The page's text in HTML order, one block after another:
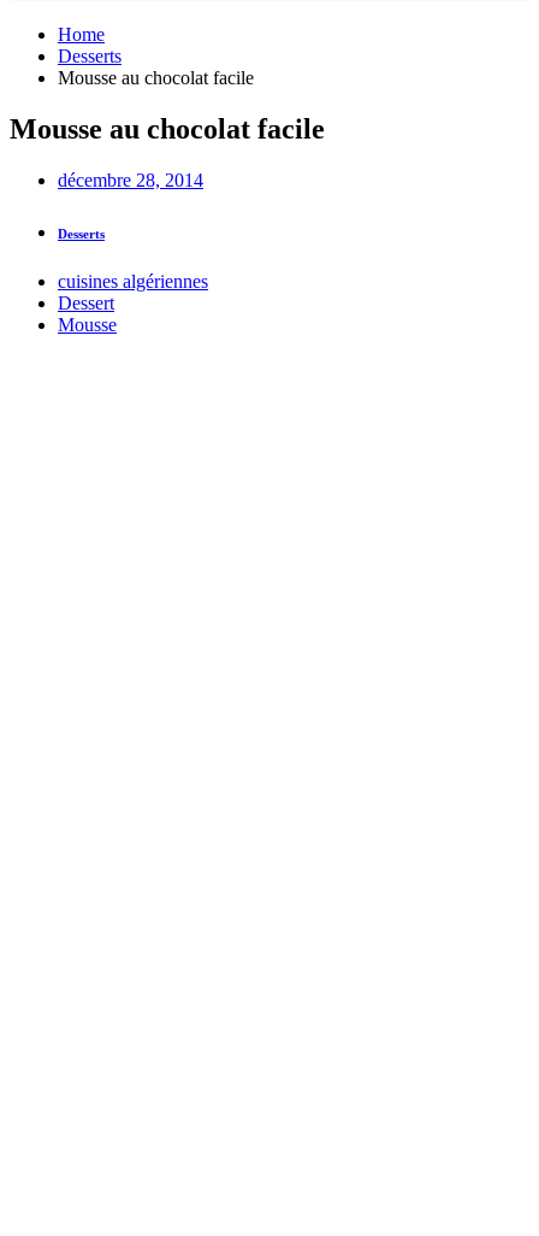
Home
Desserts
Mousse au chocolat facile
Mousse au chocolat facile
décembre 28, 2014
Desserts
cuisines algériennes
Dessert
Mousse